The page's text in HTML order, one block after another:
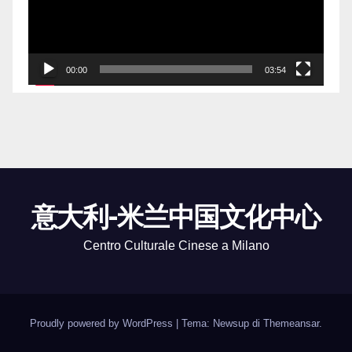
00:00 03:54
意大利-米兰中国文化中心
Centro Culturale Cinese a Milano
Proudly powered by WordPress Tema: Newsup di Themeansar.